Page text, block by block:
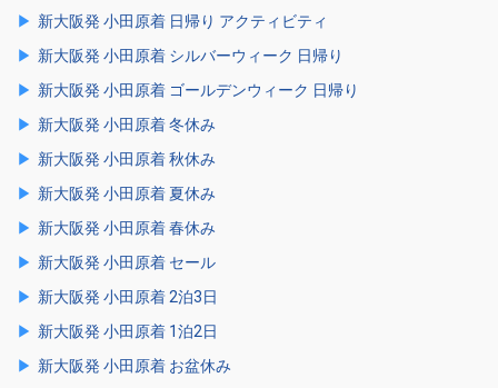
新大阪発 小田原着 日帰り アクティビティ
新大阪発 小田原着 シルバーウィーク 日帰り
新大阪発 小田原着 ゴールデンウィーク 日帰り
新大阪発 小田原着 冬休み
新大阪発 小田原着 秋休み
新大阪発 小田原着 夏休み
新大阪発 小田原着 春休み
新大阪発 小田原着 セール
新大阪発 小田原着 2泊3日
新大阪発 小田原着 1泊2日
新大阪発 小田原着 お盆休み